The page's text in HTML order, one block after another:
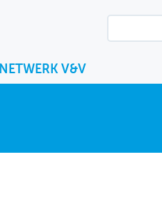
NETWERK V&V